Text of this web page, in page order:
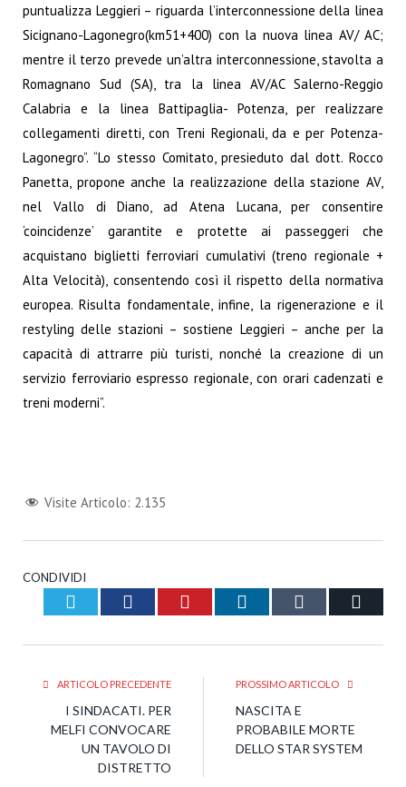
puntualizza Leggieri – riguarda l’interconnessione della linea
Sicignano-Lagonegro(km51+400) con la nuova linea AV/ AC;
mentre il terzo prevede un’altra interconnessione, stavolta a
Romagnano Sud (SA), tra la linea AV/AC Salerno-Reggio
Calabria e la linea Battipaglia- Potenza, per realizzare
collegamenti diretti, con Treni Regionali, da e per Potenza-
Lagonegro”. “Lo stesso Comitato, presieduto dal dott. Rocco
Panetta, propone anche la realizzazione della stazione AV,
nel Vallo di Diano, ad Atena Lucana, per consentire
‘coincidenze’ garantite e protette ai passeggeri che
acquistano biglietti ferroviari cumulativi (treno regionale +
Alta Velocità), consentendo così il rispetto della normativa
europea. Risulta fondamentale, infine, la rigenerazione e il
restyling delle stazioni – sostiene Leggieri – anche per la
capacità di attrarre più turisti, nonché la creazione di un
servizio ferroviario espresso regionale, con orari cadenzati e
treni moderni”.
Visite Articolo: 2.135
CONDIVIDI
Twitter Facebook Pinterest LinkedIn Tumblr
ARTICOLO PRECEDENTE
I SINDACATI. PER
MELFI CONVOCARE
UN TAVOLO DI
DISTRETTO
PROSSIMO ARTICOLO
NASCITA E
PROBABILE MORTE
DELLO STAR SYSTEM